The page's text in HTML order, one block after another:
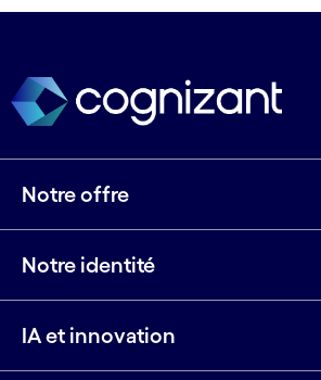
Notre offre
Notre identité
IA et innovation